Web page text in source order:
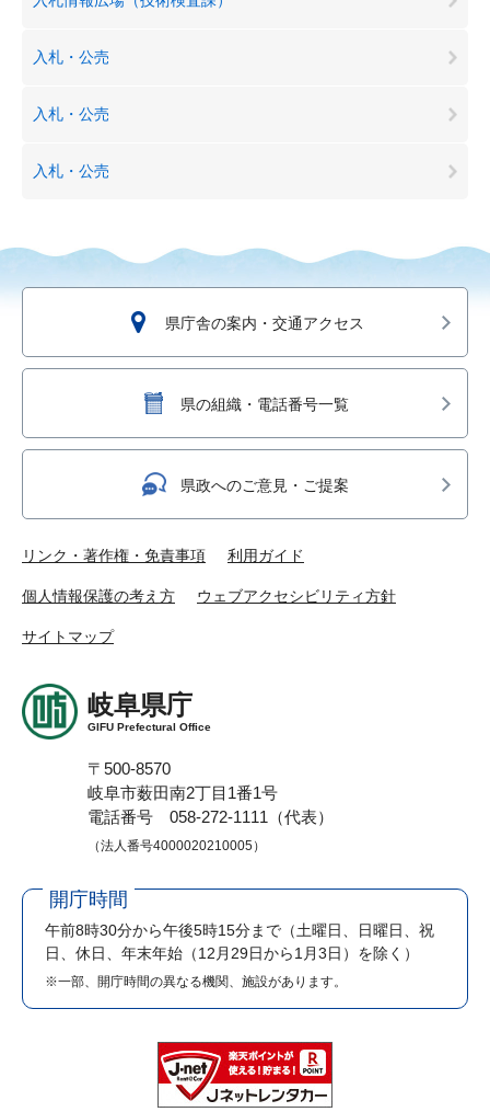
入札・公売
入札・公売
入札・公売
県庁舎の案内・交通アクセス
県の組織・電話番号一覧
県政へのご意見・ご提案
リンク・著作権・免責事項 利用ガイド
個人情報保護の考え方 ウェブアクセシビリティ方針
サイトマップ
岐阜県庁
GIFU Prefectural Office
〒500-8570
岐阜市薮田南2丁目1番1号
電話番号 058-272-1111（代表）
（法人番号4000020210005）
開庁時間
午前8時30分から午後5時15分まで （土曜日、日曜日、祝
日、休日、年末年始（12月29日から1月3日）を除く）
※一部、開庁時間の異なる機関、施設があります。